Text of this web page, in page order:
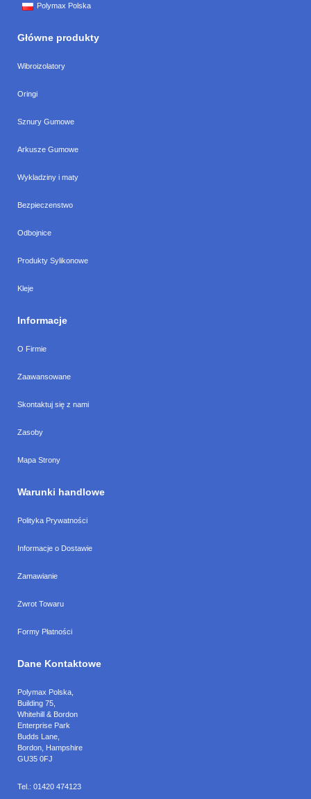
Polymax Polska
Główne produkty
Wibroizolatory
Oringi
Sznury Gumowe
Arkusze Gumowe
Wykladziny i maty
Bezpieczenstwo
Odbojnice
Produkty Sylikonowe
Kleje
Informacje
O Firmie
Zaawansowane
Skontaktuj się z nami
Zasoby
Mapa Strony
Warunki handlowe
Polityka Prywatności
Informacje o Dostawie
Zamawianie
Zwrot Towaru
Formy Płatności
Dane Kontaktowe
Polymax Polska
Building 75,
Whitehill & Bordon
Enterprise Park
Budds Lane
Bordon Hampshire
GU35 0FJ
Tel.: 01420 474123